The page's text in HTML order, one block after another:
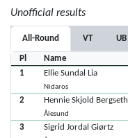
Unofficial results
All-Round VT UB
Pl Name
1
Ellie Sundal Lia
Nidaros
2 Hennie Skjold Bergseth
Ålesund
3 Sigrid Jordal Giørtz